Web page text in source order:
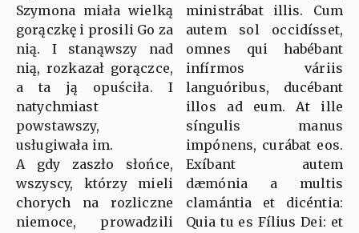
Szymona miała wielką
gorączkę i prosili Go za
nią. I stanąwszy nad
nią, rozkazał gorączce,
a ta ją opuściła. I
natychmiast
powstawszy,
usługiwała im.
A gdy zaszło słońce,
wszyscy, którzy mieli
chorych na rozliczne
niemoce, prowadzili
ministrábat illis. Cum
autem sol occidísset,
omnes qui habébant
infírmos váriis
languóribus, ducébant
illos ad eum. At ille
síngulis manus
impónens, curábat eos.
Exíbant autem
dæmónia a multis
clamántia et dicéntia:
Quia tu es Fílius Dei: et